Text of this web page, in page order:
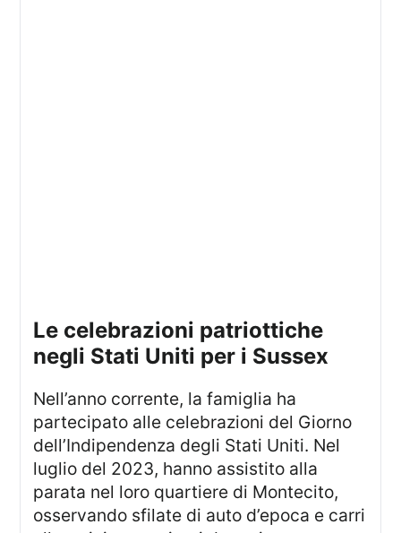
le celebrazioni patriottiche
negli Stati Uniti per i Sussex
Nell’anno corrente, la famiglia ha
partecipato alle celebrazioni del Giorno
dell’Indipendenza degli Stati Uniti. Nel
luglio del 2023, hanno assistito alla
parata nel loro quartiere di Montecito,
osservando sfilate di auto d’epoca e carri